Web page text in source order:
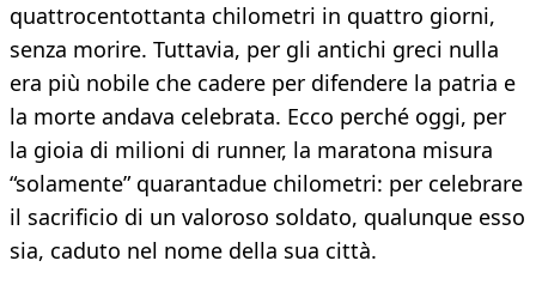
quattrocentottanta chilometri in quattro giorni,
senza morire. Tuttavia, per gli antichi greci nulla
era più nobile che cadere per difendere la patria e
la morte andava celebrata. Ecco perché oggi, per
la gioia di milioni di runner, la maratona misura
“solamente” quarantadue chilometri: per celebrare
il sacrificio di un valoroso soldato, qualunque esso
sia, caduto nel nome della sua città.